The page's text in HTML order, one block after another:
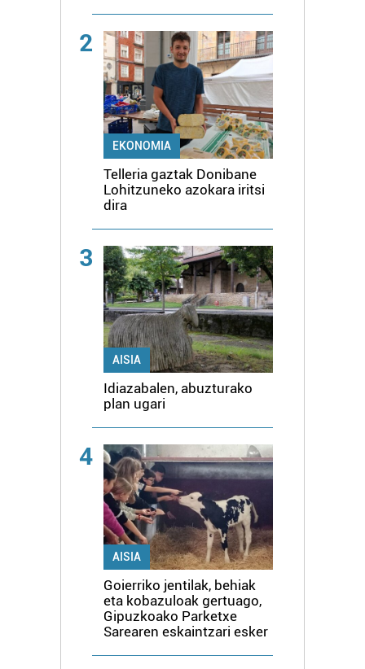
2
EKONOMIA
Telleria gaztak Donibane
Lohitzuneko azokara iritsi
dira
3
AISIA
Idiazabalen, abuzturako
plan ugari
4
AISIA
Goierriko jentilak, behiak
eta kobazuloak gertuago,
Gipuzkoako Parketxe
Sarearen eskaintzari esker